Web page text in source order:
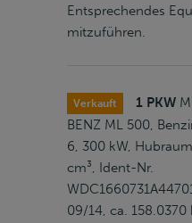
Entsprechendes
mitzuführen.
Verkauft 1 PKW
BENZ ML 500,
6, 300 kW,
cm³, Ident-Nr.
09/14, ca. 158.0370